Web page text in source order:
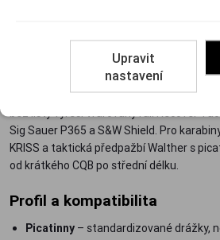
Kam lištu montujete
Na odlehčená předpažbí systému
picatinny sekce, u nás od UTG ve
bez lišty vyřeší tvarovaný rail Recover
Sig Sauer P365 a S&W Shield. Pro
KRISS a taktická předpažbí Walther s
od krátkého CQB po střední délku.
Profil a kompatibilita
Picatinny – standardizované drážky,
Upravit
nastavení